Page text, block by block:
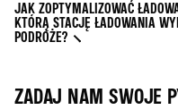
JAK ZOPTYMALIZOWAĆ
KTÓRĄ STACJĘ ŁADOWANIA
PODRÓŻE?
ZADAJ NAM SWOJE